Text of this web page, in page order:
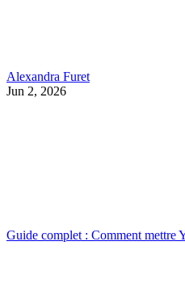
Alexandra Furet
Jun 2, 2026
Guide complet : Comment mettre